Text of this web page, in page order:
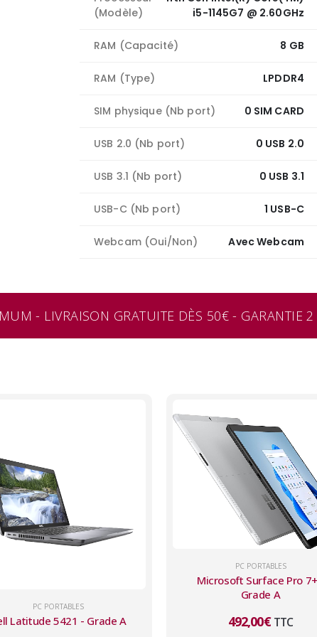
(Modèle)
i5-1145G7 @ 2.60GHz
RAM (Capacité) 8 GB
RAM (Type) LPDDR4
SIM physique (Nb port) 0 SIM CARD
USB 2.0 (Nb port) 0 USB 2.0
USB 3.1 (Nb port) 0 USB 3.1
USB-C (Nb port) 1 USB-C
Webcam (Oui/Non) Avec Webcam
- LIVRAISON GRATUITE DÈS 50€ - GARANTIE
PC PORTABLES
Latitude 5421 - Grade A
PC PORTABLES
Microsoft Surface Pro
Grade A
492,00€ TTC